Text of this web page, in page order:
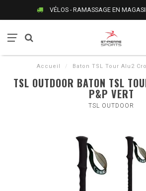
VÉLOS - RAMASSAGE EN
Accueil / Baton TSL Tour Alu2
TSL OUTDOOR BATON TSL
P&P VERT
TSL OUTDOOR